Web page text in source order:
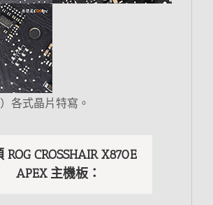
各式晶片特寫。
ROG CROSSHAIR X870E
APEX 主機板：